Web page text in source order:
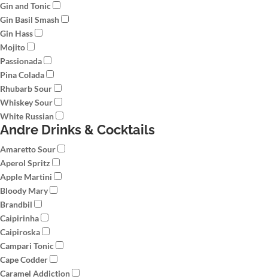
Gin and Tonic
Gin Basil Smash
Gin Hass
Mojito
Passionada
Pina Colada
Rhubarb Sour
Whiskey Sour
White Russian
Andre Drinks & Cocktails
Amaretto Sour
Aperol Spritz
Apple Martini
Bloody Mary
Brandbil
Caipirinha
Caipiroska
Campari Tonic
Cape Codder
Caramel Addiction